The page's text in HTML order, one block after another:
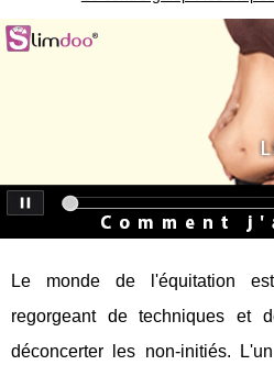
Le monde de l'équitation
regorgeant de techniques et
déconcerter les non-initiés.